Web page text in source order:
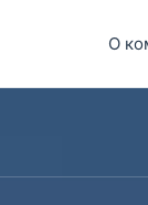
О